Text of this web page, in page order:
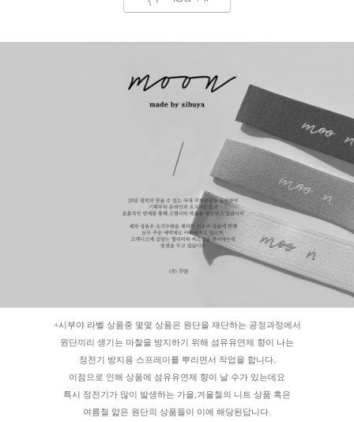
+시부야 라벨 상품중 몇몇 상품은 원단을 재단하는 공정과정에서
원단끼리 생기는 마찰을 방지하기 위해 섬유유연제 향이 나는
정전기 방지용 스프레이를 뿌리면서 작업을 합니다.
이점으로 인해 상품에 섬유유연제 향이 날 수가 있는데요
특시 정전기가 많이 발생하는 가을,겨울철의 니트 상품 혹은
여름철 얇은 원단의 상품들이 이에 해당된답니다.